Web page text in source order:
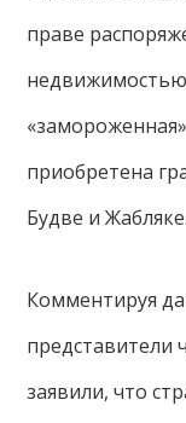
праве
приобретена
Будве и Жабляке.
Комментируя
представители
заявили, что